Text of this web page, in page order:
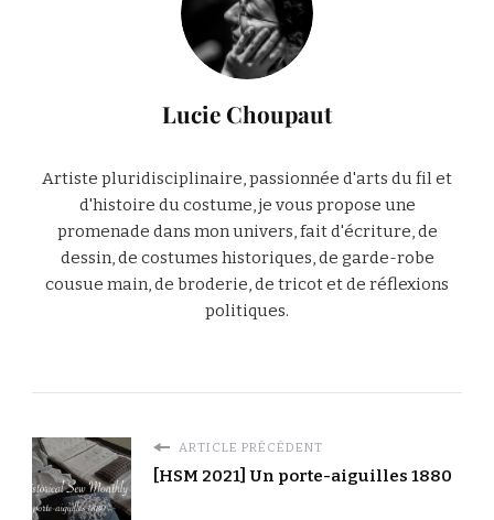
Lucie Choupaut
Artiste pluridisciplinaire, passionnée d'arts du fil et
d'histoire du costume, je vous propose une
promenade dans mon univers, fait d'écriture, de
dessin, de costumes historiques, de garde-robe
cousue main, de broderie, de tricot et de réflexions
politiques.
ARTICLE PRÉCÉDENT
[HSM 2021] Un porte-aiguilles 1880